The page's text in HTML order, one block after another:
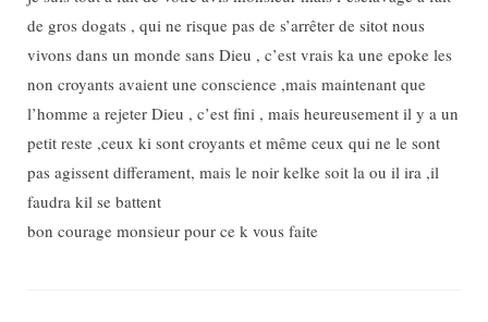
de gros dogats , qui ne risque pas de s’arrêter de sitot nous
vivons dans un monde sans Dieu , c’est vrais ka une epoke les
non croyants avaient une conscience ,mais maintenant que
l’homme a rejeter Dieu , c’est fini , mais heureusement il y a un
petit reste ,ceux ki sont croyants et même ceux qui ne le sont
pas agissent differament, mais le noir kelke soit la ou il ira ,il
faudra kil se battent
bon courage monsieur pour ce k vous faite